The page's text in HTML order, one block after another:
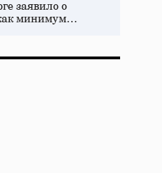
заявило о
минимум…